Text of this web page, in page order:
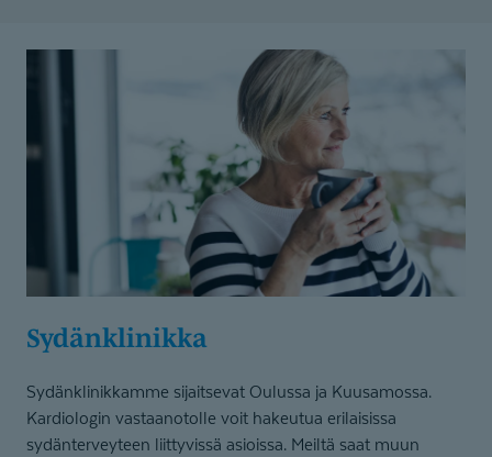
Sydänklinikka
Sydänklinikkamme sijaitsevat Oulussa ja Kuusamossa.
Kardiologin vastaanotolle voit hakeutua erilaisissa
sydänterveyteen liittyvissä asioissa. Meiltä saat muun